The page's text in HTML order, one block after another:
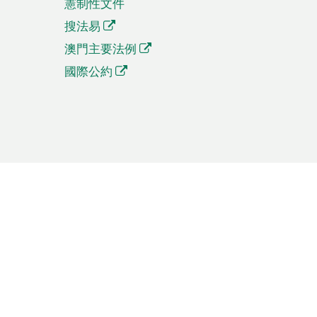
搜法易
澳門主要法例
國際公約